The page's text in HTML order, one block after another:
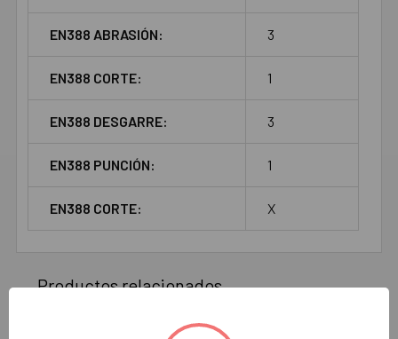
EN388 ABRASIÓN: 3
EN388 CORTE: 1
EN388 DESGARRE: 3
EN388 PUNCIÓN: 1
EN388 CORTE: X
Productos relacionados